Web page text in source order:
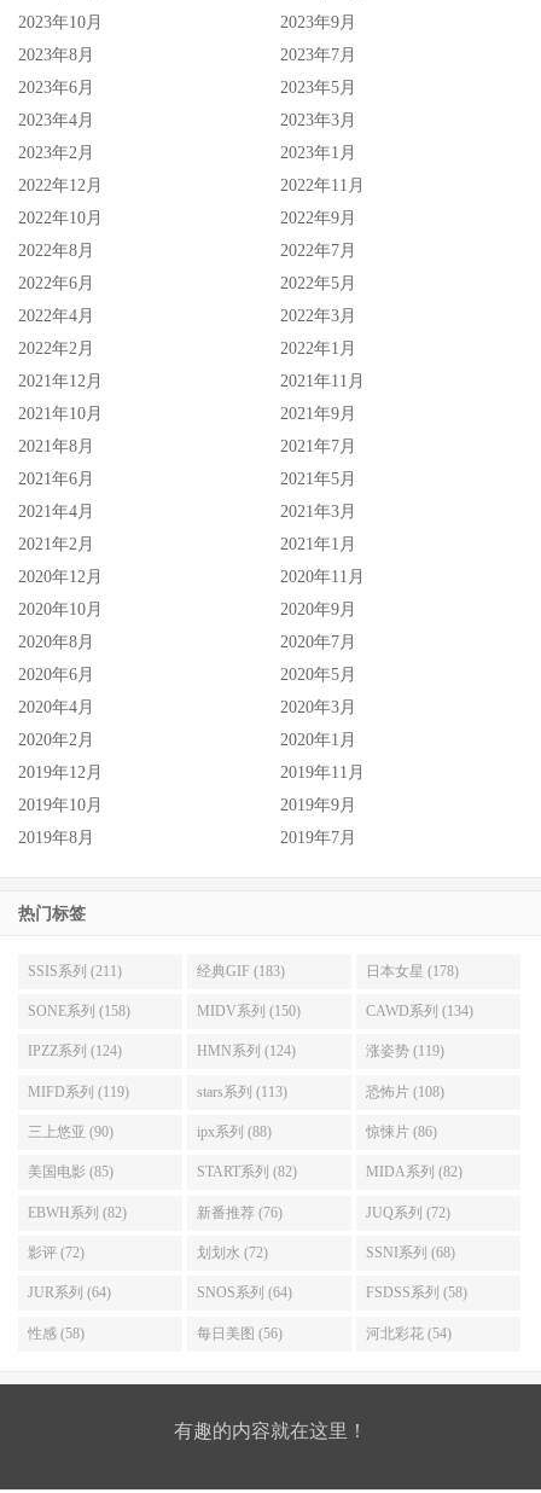
2023年10月
2023年9月
2023年8月
2023年7月
2023年6月
2023年5月
2023年4月
2023年3月
2023年2月
2023年1月
2022年12月
2022年11月
2022年10月
2022年9月
2022年8月
2022年7月
2022年6月
2022年5月
2022年4月
2022年3月
2022年2月
2022年1月
2021年12月
2021年11月
2021年10月
2021年9月
2021年8月
2021年7月
2021年6月
2021年5月
2021年4月
2021年3月
2021年2月
2021年1月
2020年12月
2020年11月
2020年10月
2020年9月
2020年8月
2020年7月
2020年6月
2020年5月
2020年4月
2020年3月
2020年2月
2020年1月
2019年12月
2019年11月
2019年10月
2019年9月
2019年8月
2019年7月
热门标签
SSIS系列 (211) 经典GIF (183) 日本女星 (178)
SONE系列 (158) MIDV系列 (150) CAWD系列 (134)
IPZZ系列 (124) HMN系列 (124) 涨姿势 (119)
MIFD系列 (119) stars系列 (113) 恐怖片 (108)
三上悠亚 (90) ipx系列 (88) 惊悚片 (86)
美国电影 (85) START系列 (82) MIDA系列 (82)
EBWH系列 (82) 新番推荐 (76) JUQ系列 (72)
影评 (72) 划划水 (72) SSNI系列 (68)
JUR系列 (64) SNOS系列 (64) FSDSS系列 (58)
性感 (58) 每日美图 (56) 河北彩花 (54)
有趣的内容就在这里！